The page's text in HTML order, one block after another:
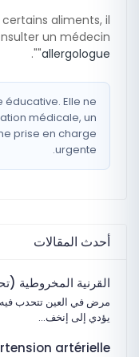
certains aliments, il
un médecin
"allergologue
".
Elle ne
médicale, un
prise en charge
urgente.
أحدث المقالات
القرنية المخروطية
مرض في العين تتحدب فيه
يؤدي إلى إنخف…
artérielle